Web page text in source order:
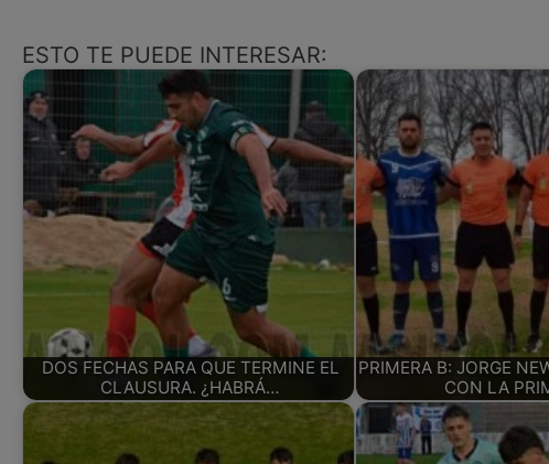
ESTO TE PUEDE INTERESAR:
DOS FECHAS PARA QUE TERMINE EL
CLAUSURA. ¿HABRÁ…
PRIMERA B: JORGE
CON LA